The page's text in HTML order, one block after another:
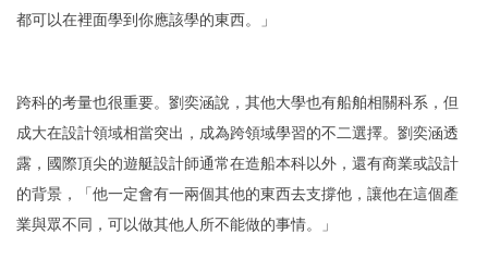
都可以在裡面學到你應該學的東西。」
跨科的考量也很重要。劉奕涵說，其他大學也有船舶相關科系，但
成大在設計領域相當突出，成為跨領域學習的不二選擇。劉奕涵透
露，國際頂尖的遊艇設計師通常在造船本科以外，還有商業或設計
的背景，「他一定會有一兩個其他的東西去支撐他，讓他在這個產
業與眾不同，可以做其他人所不能做的事情。」